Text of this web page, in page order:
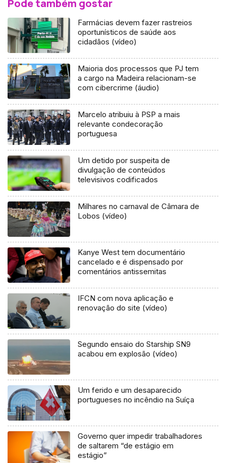
Pode também gostar
Farmácias devem fazer rastreios
oportunísticos de saúde aos
cidadãos (vídeo)
Maioria dos processos que PJ tem
a cargo na Madeira relacionam-se
com cibercrime (áudio)
Marcelo atribuiu à PSP a mais
relevante condecoração
portuguesa
Um detido por suspeita de
divulgação de conteúdos
televisivos codificados
Milhares no carnaval de Câmara de
Lobos (vídeo)
Kanye West tem documentário
cancelado e é dispensado por
comentários antissemitas
IFCN com nova aplicação e
renovação do site (vídeo)
Segundo ensaio do Starship SN9
acabou em explosão (vídeo)
Um ferido e um desaparecido
portugueses no incêndio na Suíça
Governo quer impedir trabalhadores
de saltarem “de estágio em
estágio”